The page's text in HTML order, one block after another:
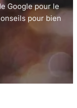
Google pour le
pour bien